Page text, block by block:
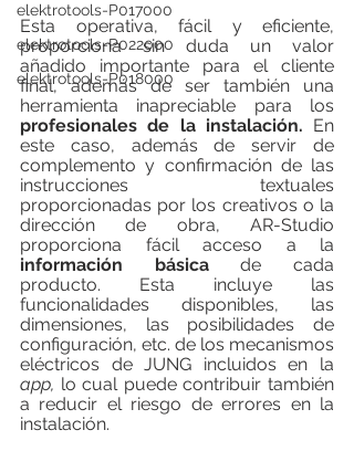
elektrotools-P017000
elektrotools-P022000
elektrotools-P018000
Esta operativa, fácil y eficiente,
proporciona sin duda un valor
añadido importante para el cliente
final, además de ser también una
profesionales de la instalación. En
este caso, además de servir de
complemento y confirmación de las
instrucciones textuales
proporcionadas por los creativos o la
dirección de obra, AR-Studio
información básica de cada
producto. Esta incluye las
funcionalidades disponibles, las
dimensiones, las posibilidades de
configuración, etc. de los mecanismos
app, lo cual puede contribuir también
a reducir el riesgo de errores en la
instalación.